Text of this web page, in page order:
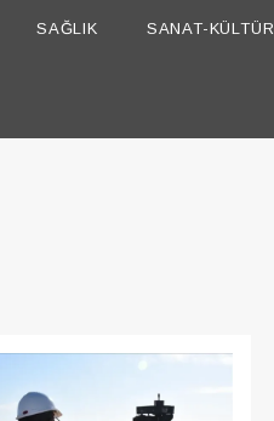
SAĞLIK SANAT-KÜLTÜR